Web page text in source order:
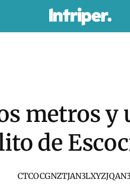
metros
de